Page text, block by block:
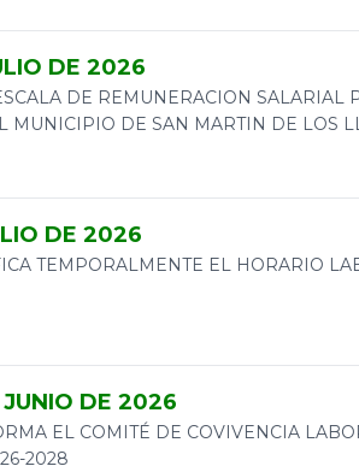
DE 2026
DE REMUNERACION SALARIAL
MUNICIPIO DE SAN MARTIN DE LOS
DE 2026
TEMPORALMENTE EL HORARIO
JUNIO DE 2026
EL COMITÉ DE COVIVENCIA
2028